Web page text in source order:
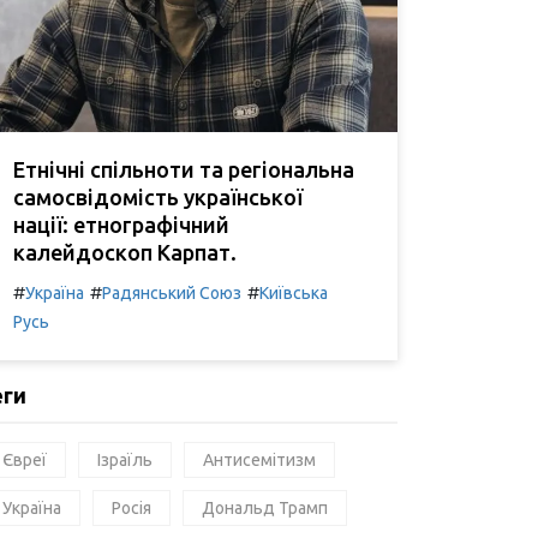
Етнічні спільноти та регіональна
самосвідомість української
нації: етнографічний
калейдоскоп Карпат.
#Україна #Радянський Союз #Київська
Русь
Євреї Ізраїль Антисемітизм
Україна Росія Дональд Трамп